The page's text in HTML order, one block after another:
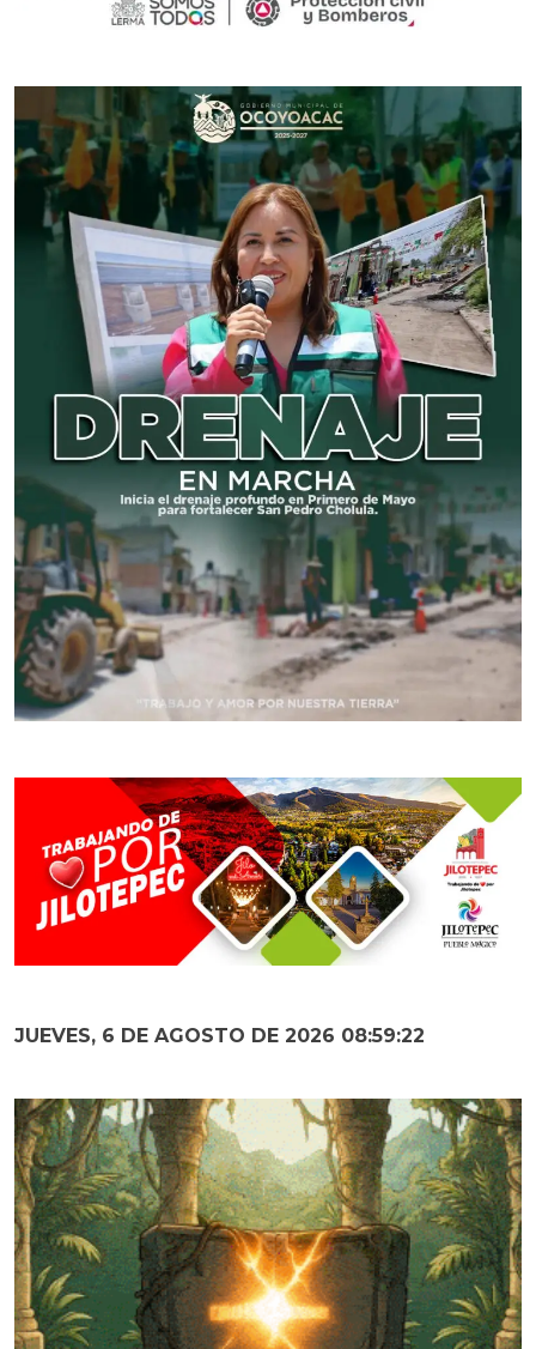
JUEVES, 6 DE AGOSTO DE 2026 08:59:23